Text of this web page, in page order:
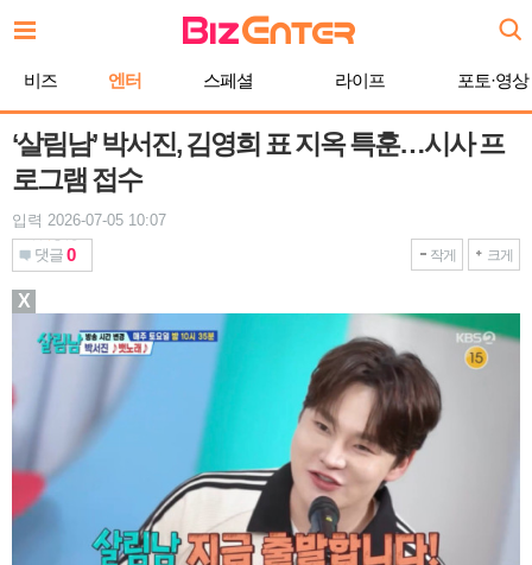
문
비즈 엔터 스페셜 라이프 포토·영상
‘살림남’ 박서진, 김영희 표 지옥 특훈…시사 프
로그램 접수
입력 2026-07-05 10:07
댓글 0 작게 크게
X